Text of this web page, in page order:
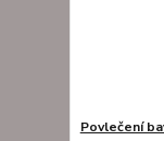
Povlečení